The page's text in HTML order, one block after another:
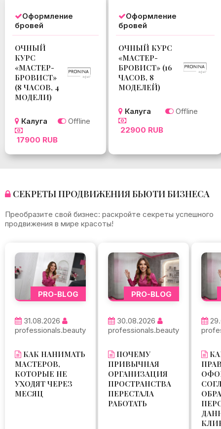
Оформление
бровей
ОЧНЫЙ
КУРС
«МАСТЕР-
БРОВИСТ»
(8 ЧАСОВ, 4
МОДЕЛИ)
Калуга
Offline
17900 RUB
Оформление
бровей
ОЧНЫЙ КУРС
«МАСТЕР-
БРОВИСТ» (16
ЧАСОВ, 8
МОДЕЛЕЙ)
Калуга
Offline
22900 RUB
СЕКРЕТЫ ПРОДВИЖЕНИЯ БЬЮТИ БИЗНЕСА
Преобразите свой бизнес: раскройте секреты успешного
продвижения в мире красоты!
PRO-BLOG
31.08.2026
professionals.beauty
КАК НАНИМАТЬ
МАСТЕРОВ,
КОТОРЫЕ НЕ
УХОДЯТ ЧЕРЕЗ
МЕСЯЦ
PRO-BLOG
30.08.2026
professionals.beauty
ПОЧЕМУ
ПРИВЫЧНАЯ
ОРГАНИЗАЦИЯ
ПРОСТРАНСТВА
ПЕРЕСТАЛА
РАБОТАТЬ